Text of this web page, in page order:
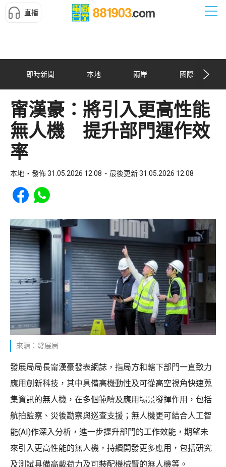
直播
即時新聞 本地 兩岸 國際
甯漢豪：將引入更高性能
無人機 提升部門運作效
率
本地 發佈 31.05.2026 12:08 最後更新 31.05.2026 12:08
Share to Facebook
Share to WhatsApp
來源：發展局
發展局局長甯漢豪發表網誌，指局方和轄下部門一直致力
應用創新科技，其中具備高機動性及可從高空視角快速蒐
集資訊的無人機，在多個範疇及應用場景發揮作用，包括
航拍監察、災後勘察與巡查支援；無人機更可結合人工智
能(AI)作深入分析，進一步提升部門的工作效能，期望未
來引入更高性能的無人機，持續開發更多應用，包括研究
及測試具備高載荷力及可裝配機械臂的無人機等。